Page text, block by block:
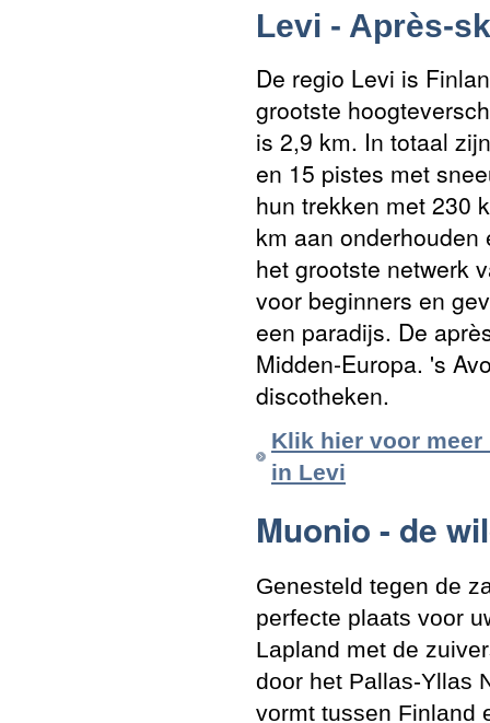
Levi - Après-
De regio Levi is
grootste
is 2,9 km. In totaal
en 15 pistes met
hun trekken met 230
km aan
het grootste netwerk
voor beginners en
een paradijs. De
Midden-Europa. 's
discotheken.
Klik hier voor
in Levi
Muonio - de
Genesteld tegen de
perfecte plaats voor
Lapland met de
door het Pallas-Yllas
vormt tussen Finland